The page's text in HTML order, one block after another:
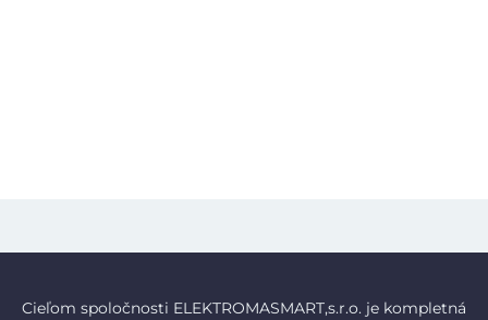
Cieľom spoločnosti ELEKTROMASMART,s.r.o. je kompletná